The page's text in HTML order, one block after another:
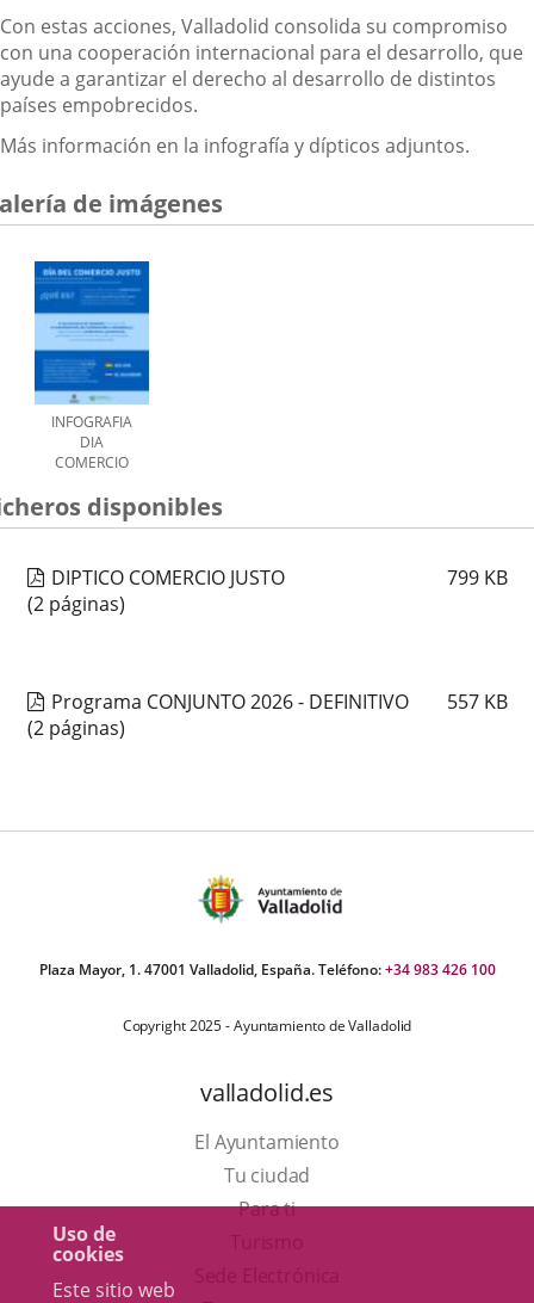
Uso de
cookies
Este sitio web
Con estas acciones, Valladolid consolida su compromiso
con una cooperación internacional para el desarrollo, que
ayude a garantizar el derecho al desarrollo de distintos
países empobrecidos.
Más información en la infografía y dípticos adjuntos.
de imágenes
INFOGRAFIA
DIA
COMERCIO
disponibles
DIPTICO COMERCIO JUSTO 799 KB
(2 páginas)
Programa CONJUNTO 2026 - DEFINITIVO 557 KB
(2 páginas)
Plaza Mayor, 1. 47001 Valladolid, España. Teléfono:+34 983 426 100
Copyright 2025 - Ayuntamiento de Valladolid
valladolid.es
El Ayuntamiento
Tu ciudad
Para ti